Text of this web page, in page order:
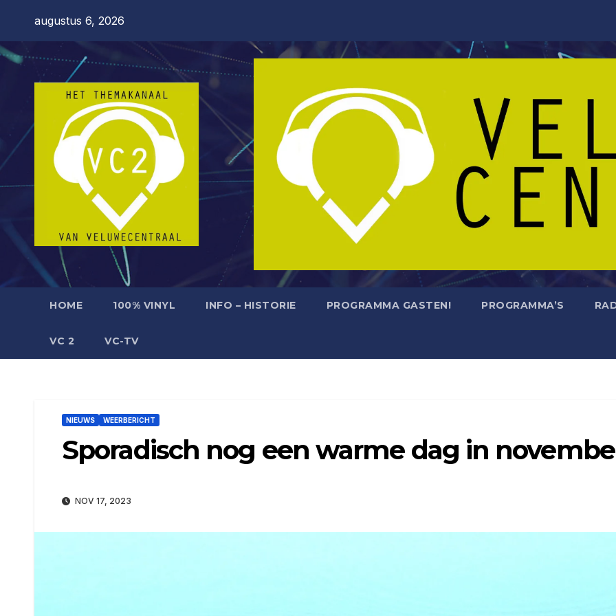
de
augustus 6, 2026
HOME 100% VINYL INFO – HISTORIE PROGRAMMA GASTEN! PROGRAMMA’S
VC 2 VC-TV
NIEUWS WEERBERICHT
Sporadisch nog een warme dag in
NOV 17, 2023